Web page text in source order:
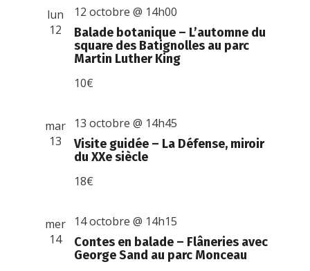
lun
12
Balade botanique – L’automne du
square des Batignolles au parc
Martin Luther King
12 octobre @ 14h00
10€
mar
13
Visite guidée – La Défense, miroir
du XXe siècle
13 octobre @ 14h45
18€
mer
14
Contes en balade – Flâneries avec
George Sand au parc Monceau
14 octobre @ 14h15